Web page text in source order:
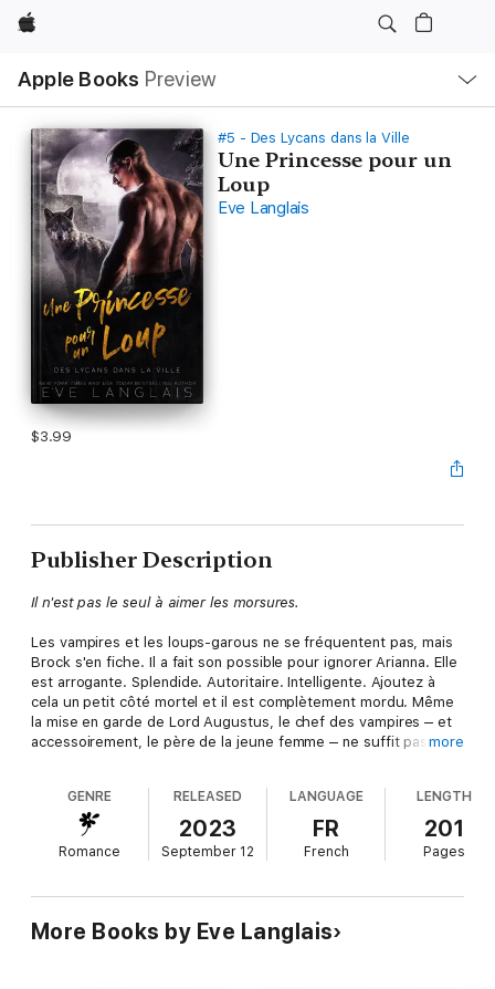
Apple
Apple Books Preview
Nav
Open
Menu
#5 - Des Lycans dans la Ville
Une Princesse pour un
Loup
Eve Langlais
$3.99
Publisher Description
Il n'est pas le seul à aimer les morsures.
Les vampires et les loups-garous ne se fréquentent pas, mais
Brock s'en fiche. Il a fait son possible pour ignorer Arianna. Elle
est arrogante. Splendide. Autoritaire. Intelligente. Ajoutez à
cela un petit côté mortel et il est complètement mordu. Même
la mise en garde de Lord Augustus, le chef des vampires ‒ et
accessoirement, le père de la jeune femme ‒ ne suffit pas à le
Quand une menace redoutable force Brock et Arianna à se
cacher, ils cèdent à la passion brûlante qui bouillonne entre eux
depuis leur rencontre. Malheureusement, le danger les
rattrape, et après un enlèvement et un sauvetage haletant, leur
Leur amour survivra-t-il à l'interdiction qui sépare leurs deux
espèces ?
more
GENRE
Romance
RELEASED
2023
September 12
LANGUAGE
FR
French
LENGTH
201
Pages
More Books by Eve Langlais